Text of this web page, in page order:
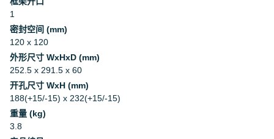
1
密封空间 (mm)
120 x 120
外形尺寸 WxHxD (mm)
252.5 x 291.5 x 60
开孔尺寸 WxH (mm)
188(+15/-15) x 232(+15/-15)
重量 (kg)
3.8